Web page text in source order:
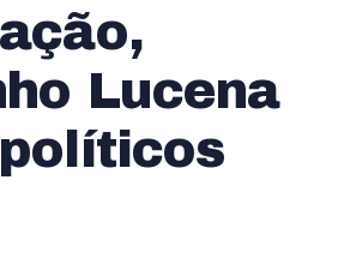
Lucena